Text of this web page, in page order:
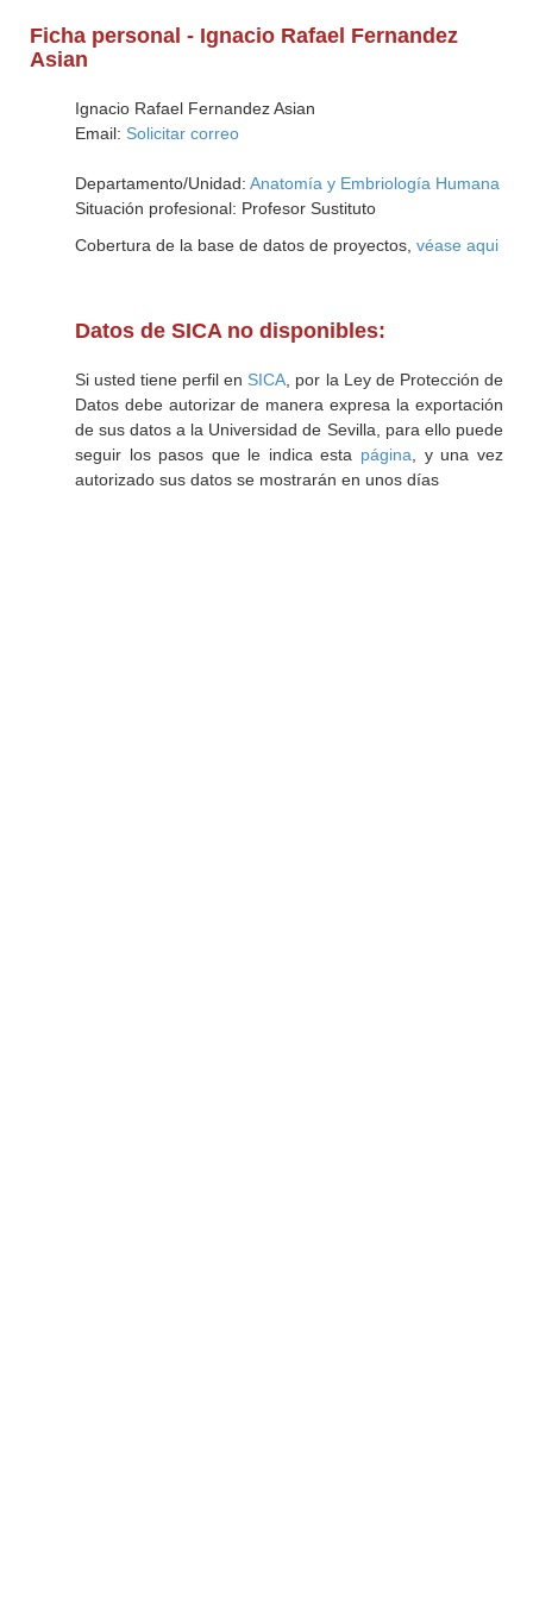
Ficha personal - Ignacio Rafael Fernandez
Asian
Ignacio Rafael Fernandez Asian
Email: Solicitar correo
Departamento/Unidad: Anatomía y Embriología Humana
Situación profesional: Profesor Sustituto
Cobertura de la base de datos de proyectos, véase aqui
Datos de SICA no disponibles:
Si usted tiene perfil en SICA , por la Ley de Protección de
Datos debe autorizar de manera expresa la exportación
de sus datos a la Universidad de Sevilla, para ello puede
seguir los pasos que le indica esta página , y una vez
autorizado sus datos se mostrarán en unos días